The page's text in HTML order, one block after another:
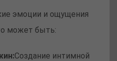
эмоции и ощущения
может быть:
Создание интимной